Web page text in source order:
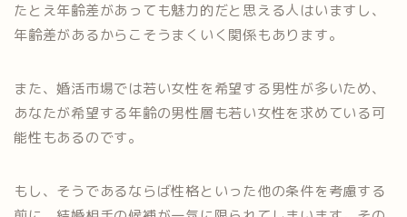
たとえ年齢差があっても魅力的だと思える人はいますし、
年齢差があるからこそうまくいく関係もあります。
また、婚活市場では若い女性を希望する男性が多いため、
あなたが希望する年齢の男性層も若い女性を求めている可
能性もあるのです。
もし、そうであるならば性格といった他の条件を考慮する